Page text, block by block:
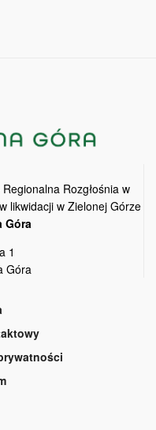
Rozgłośnia w
likwidacji w Zielonej Górze
Góra
1
Góra